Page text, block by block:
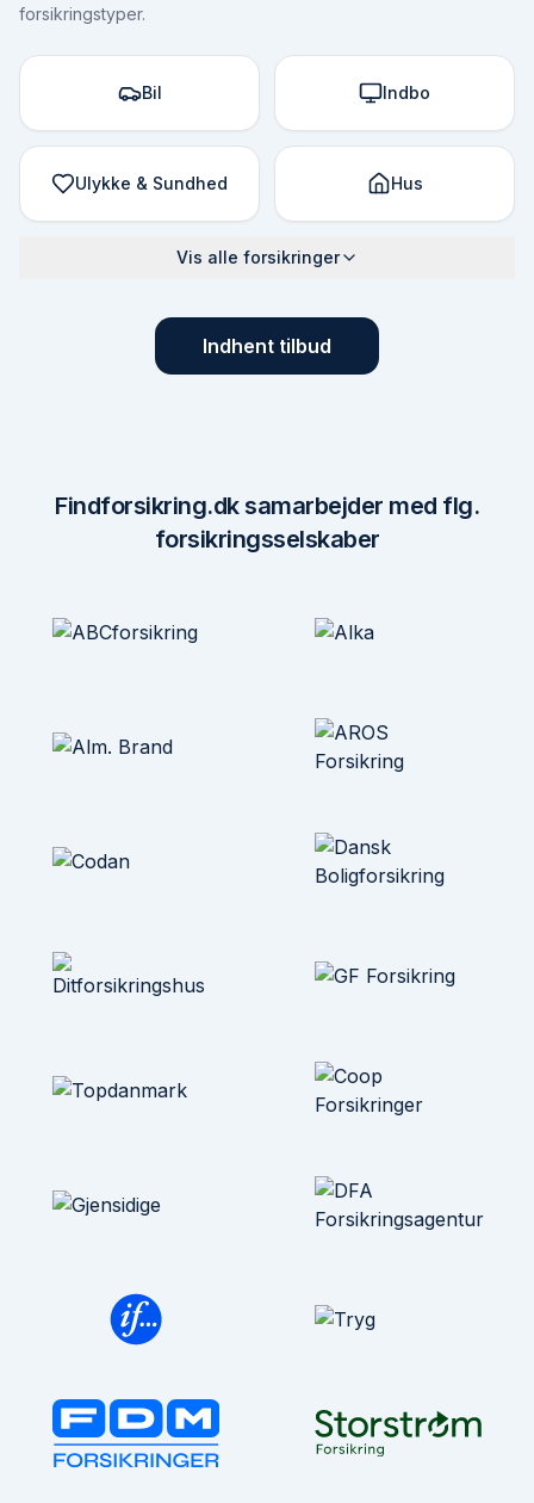
forsikringstyper.
Bil Indbo
Ulykke & Sundhed Hus
Vis alle forsikringer
Indhent tilbud
Findforsikring.dk samarbejder med flg.
forsikringsselskaber